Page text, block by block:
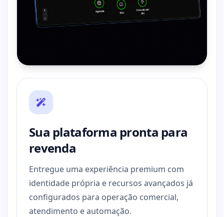
Sua plataforma pronta para
revenda
Entregue uma experiência premium com
identidade própria e recursos avançados já
configurados para operação comercial,
atendimento e automação.